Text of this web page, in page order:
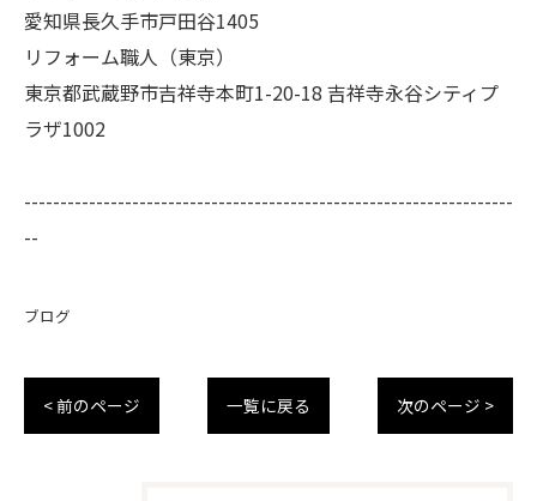
愛知県長久手市戸田谷1405
リフォーム職人（東京）
東京都武蔵野市吉祥寺本町1-20-18 吉祥寺永谷シティプ
ラザ1002
--------------------------------------------------------------------
--
ブログ
< 前のページ 一覧に戻る 次のページ >